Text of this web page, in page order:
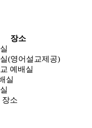
장소
(영어설교제공)
예배실
실
장소